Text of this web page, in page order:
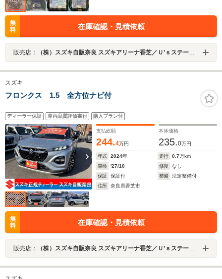
無
料
在庫確認・見積依頼
販売店： （株）スズキ自販奈良 スズキアリーナ香芝／Ｕ’ｓステーション香芝
スズキ
フロンクス 1.5 全方位ナビ付
ディーラー保証 車両品質評価書付 購入プラン付
支払総額
244.4万円
本体価格
235.0万円
年式 2024年 走行 0.7万km
車検
'27/10 修復
なし
保証
保証付 整備
法定整備付
住所
奈良県香芝市
無
料
在庫確認・見積依頼
販売店： （株）スズキ自販奈良 スズキアリーナ香芝／Ｕ’ｓステーション香芝